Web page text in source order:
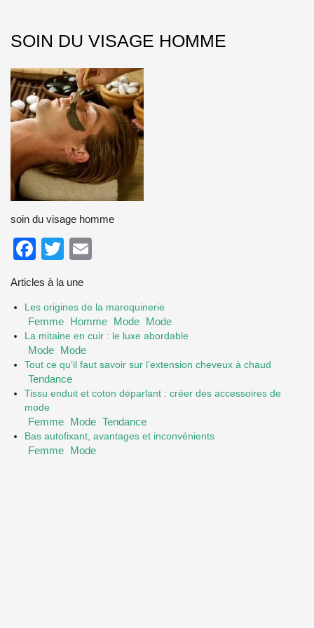
SOIN DU VISAGE HOMME
soin du visage homme
Facebook
Twitter
Articles à la une
Les origines de la maroquinerie
Femme Homme Mode Mode
La mitaine en cuir : le luxe abordable
Mode Mode
Tout ce qu’il faut savoir sur l’extension cheveux à chaud
Tendance
Tissu enduit et coton déparlant : créer des accessoires de
mode
Femme Mode Tendance
Bas autofixant, avantages et inconvénients
Femme Mode